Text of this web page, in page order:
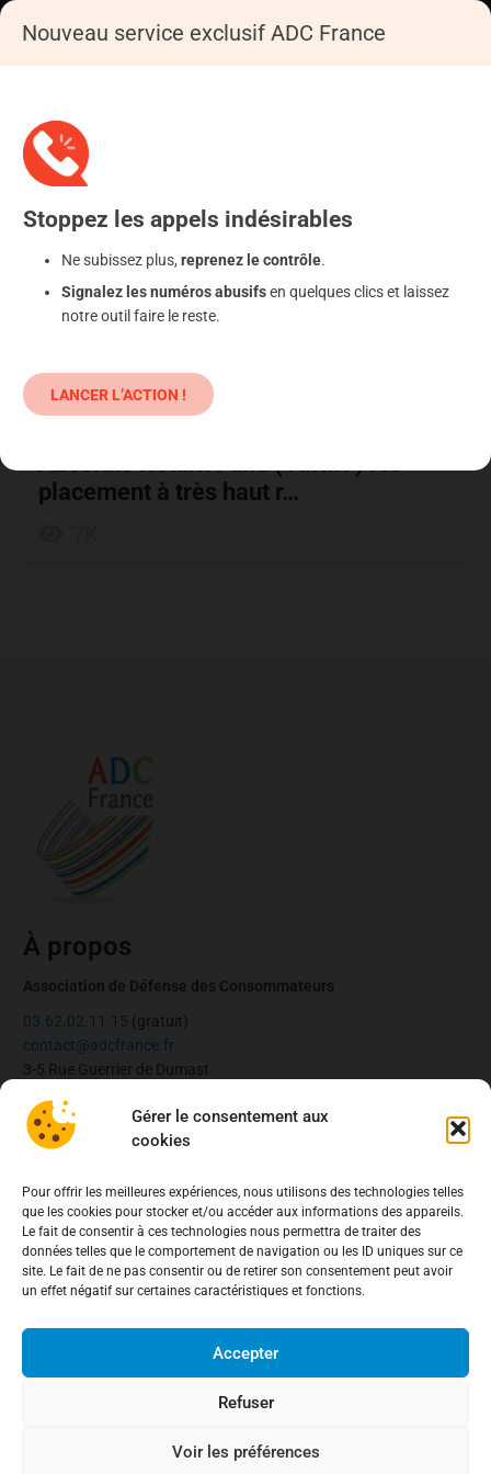
Gérer le consentement aux
cookies
Pour offrir les meilleures expériences, nous utilisons des technologies telles
que les cookies pour stocker et/ou accéder aux informations des appareils.
Le fait de consentir à ces technologies nous permettra de traiter des
données telles que le comportement de navigation ou les ID uniques sur ce
site. Le fait de ne pas consentir ou de retirer son consentement peut avoir
un effet négatif sur certaines caractéristiques et fonctions.
Accepter
Refuser
Voir les préférences
A.R.F
Accueil
A.R.F
Absolute Return Fund ( A.R.F. ) : le
placement à très haut r…
À propos
Association de Défense des Consommateurs
03.62.02.11.15 (gratuit)
contact@adcfrance.fr
3-5 Rue Guerrier de Dumast
Antennes locales
Nancy
Meurthe-et-Moselle (54)
Moselle (57)
Informations
Politique de confidentialité
Nouveau service exclusif ADC France
Stoppez les appels indésirables
Ne subissez plus, reprenez le contrôle.
Signalez les numéros abusifsen quelques clics et laissez
notre outil faire le reste.
LANCER L’ACTION !